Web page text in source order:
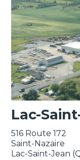
Lac-
516 Route 172
Saint-Nazaire
Lac-Saint-Jean